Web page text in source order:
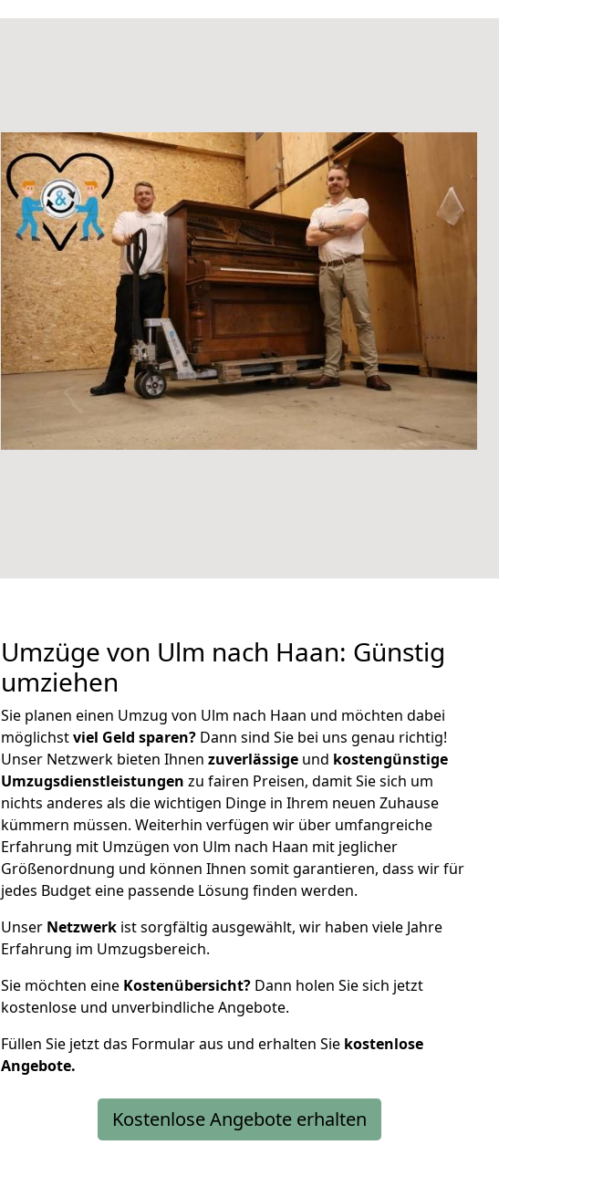
Umzüge von Ulm nach Haan: Günstig
umziehen
Sie planen einen Umzug von Ulm nach Haan und möchten dabei
möglichstviel Geld sparen? Dann sind Sie bei uns genau richtig!
Unser Netzwerk bieten Ihnen zuverlässige und kostengünstige
Umzugsdienstleistungen zu fairen Preisen, damit Sie sich um
nichts anderes als die wichtigen Dinge in Ihrem neuen Zuhause
kümmern müssen. Weiterhin verfügen wir über umfangreiche
Erfahrung mit Umzügen von Ulm nach Haan mit jeglicher
Größenordnung und können Ihnen somit garantieren, dass wir für
jedes Budget eine passende Lösung finden werden.
Unser Netzwerk ist sorgfältig ausgewählt, wir haben viele Jahre
Erfahrung im Umzugsbereich.
Sie möchten eine Kostenübersicht? Dann holen Sie sich jetzt
kostenlose und unverbindliche Angebote.
Füllen Sie jetzt das Formular aus und erhalten Sie kostenlose
Angebote.
Kostenlose Angebote erhalten